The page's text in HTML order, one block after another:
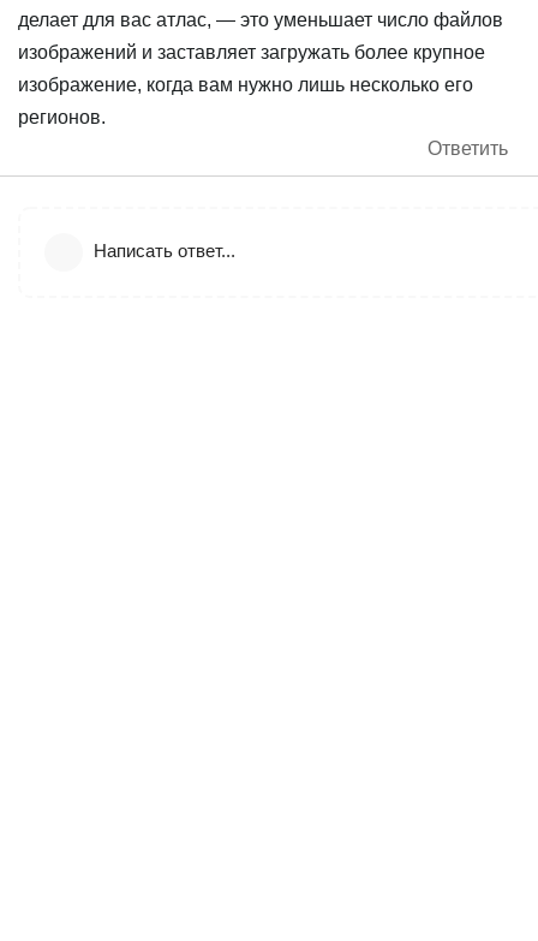
делает для вас атлас, — это уменьшает число файлов
изображений и заставляет загружать более крупное
изображение, когда вам нужно лишь несколько его
регионов.
Ответить
Написать ответ...